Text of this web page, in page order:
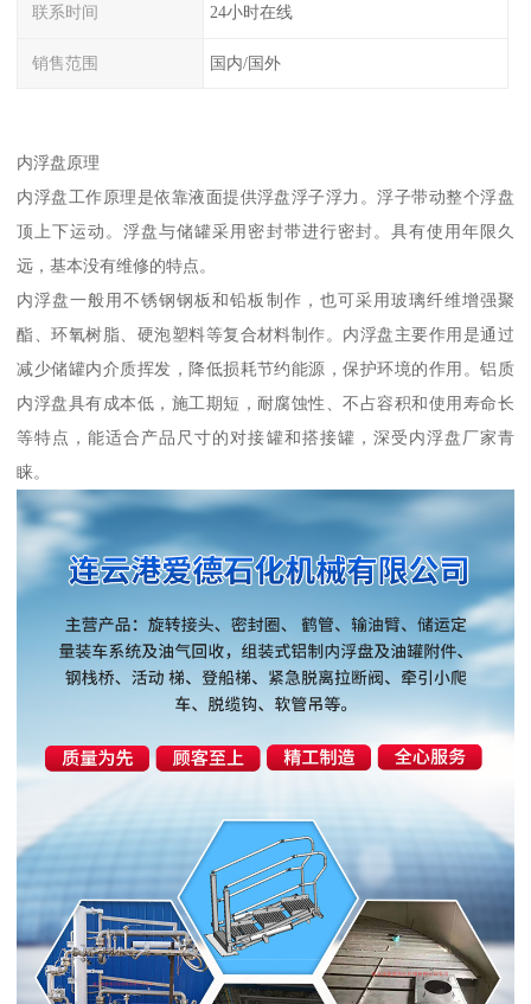
联系时间 24小时在线
销售范围 国内/国外
内浮盘原理
内浮盘工作原理是依靠液面提供浮盘浮子浮力。浮子带动整个浮盘
顶上下运动。浮盘与储罐采用密封带进行密封。具有使用年限久
远，基本没有维修的特点。
内浮盘一般用不锈钢钢板和铅板制作，也可采用玻璃纤维增强聚
酯、环氧树脂、硬泡塑料等复合材料制作。内浮盘主要作用是通过
减少储罐内介质挥发，降低损耗节约能源，保护环境的作用。铝质
内浮盘具有成本低，施工期短，耐腐蚀性、不占容积和使用寿命长
等特点，能适合产品尺寸的对接罐和搭接罐，深受内浮盘厂家青
睐。